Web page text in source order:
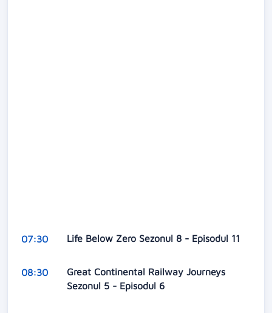
07:30 Life Below Zero Sezonul 8 - Episodul 11
08:30
Great Continental Railway Journeys
Sezonul 5 - Episodul 6